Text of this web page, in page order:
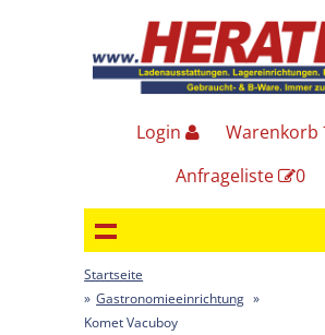
Login
Warenkorb
Anfrageliste
0
Startseite
» Gastronomieeinrichtung »
Komet Vacuboy